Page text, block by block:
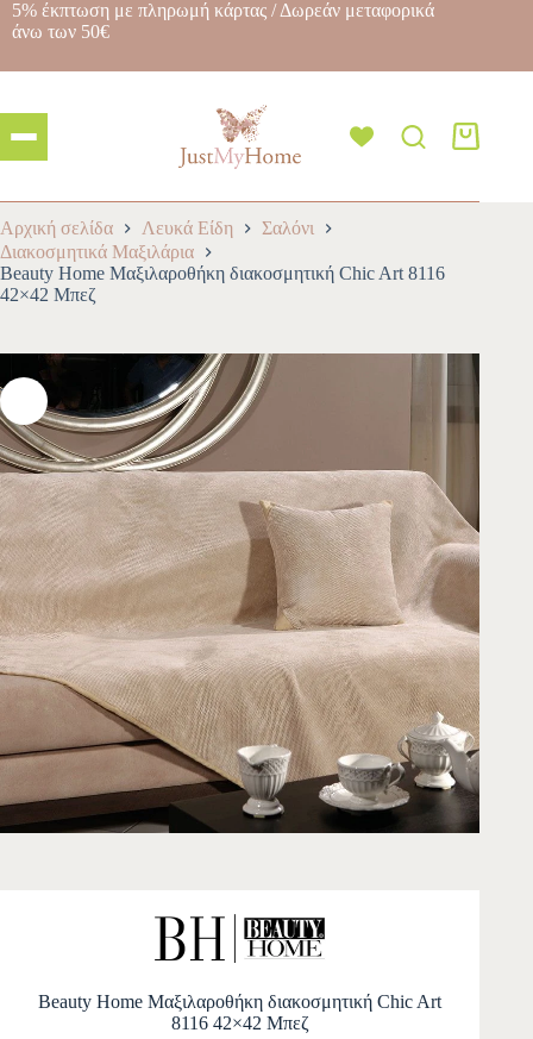
5% έκπτωση με πληρωμή κάρτας / Δωρεάν μεταφορικά
άνω των 50€
Αρχική σελίδα Λευκά Είδη
Σαλόνι
Διακοσμητικά Μαξιλάρια
Beauty Home Μαξιλαροθήκη διακοσμητική Chic Art 8116
42×42 Μπεζ
-10%
Beauty Home Μαξιλαροθήκη διακοσμητική Chic Art
8116 42×42 Μπεζ